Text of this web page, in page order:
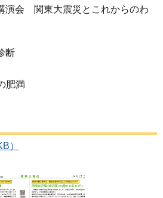
演会 関東大震災とこれからのわ
断
肥満
）